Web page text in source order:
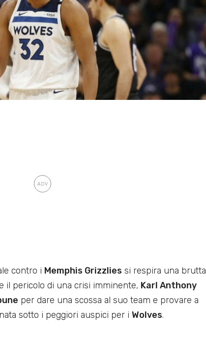
contro i Memphis Grizzlies si respira una brutta
il pericolo di una crisi imminente, Karl Anthony
per dare una scossa al suo team e provare a
sotto i peggiori auspici per i Wolves.